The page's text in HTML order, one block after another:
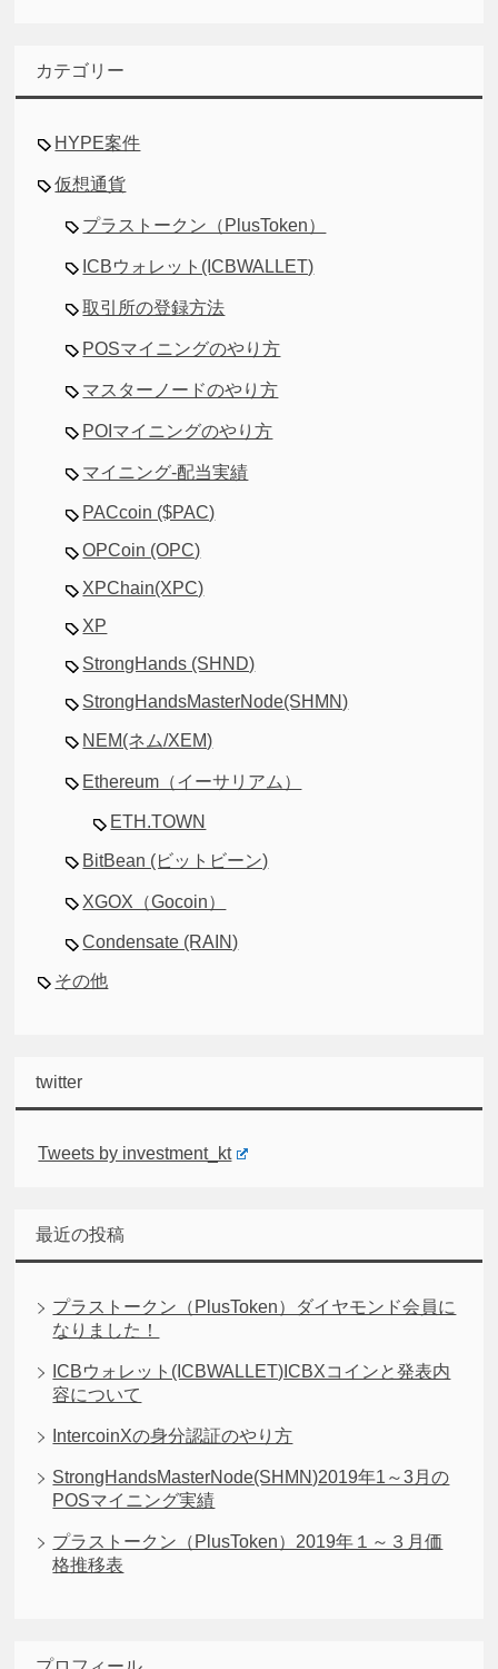
カテゴリー
HYPE案件
仮想通貨
プラストークン（PlusToken）
ICBウォレット(ICBWALLET)
取引所の登録方法
POSマイニングのやり方
マスターノードのやり方
POIマイニングのやり方
マイニング-配当実績
PACcoin ($PAC)
OPCoin (OPC)
XPChain(XPC)
XP
StrongHands (SHND)
StrongHandsMasterNode(SHMN)
NEM(ネム/XEM)
Ethereum（イーサリアム）
ETH.TOWN
BitBean (ビットビーン)
XGOX（Gocoin）
Condensate (RAIN)
その他
twitter
Tweets by investment_kt
最近の投稿
プラストークン（PlusToken）ダイヤモンド会員に
なりました！
ICBウォレット(ICBWALLET)ICBXコインと発表内
容について
IntercoinXの身分認証のやり方
StrongHandsMasterNode(SHMN)2019年1～3月の
POSマイニング実績
プラストークン（PlusToken）2019年１～３月価
格推移表